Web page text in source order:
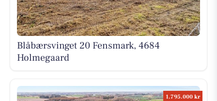
Blåbærsvinget 20 Fensmark, 4684
Holmegaard
1.795.000 kr